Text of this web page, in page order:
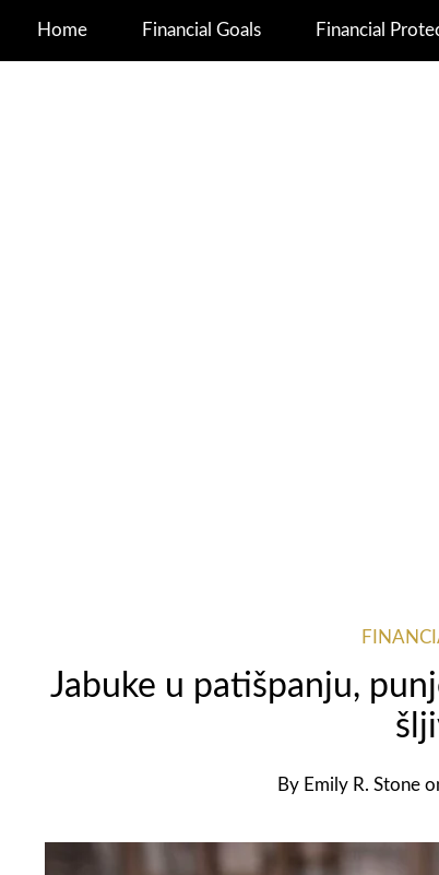
Home Financial Goals Financial
Jabuke u patišpanju,
By Emily R. Stone